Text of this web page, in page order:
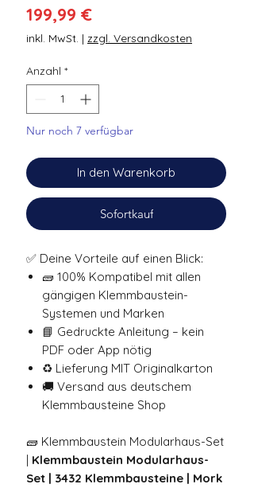
199,99 €Preis
inkl. MwSt. | zzgl. Versandkosten
Anzahl *
Nur noch 7 verfügbar
In den Warenkorb
Sofortkauf
✅ Deine Vorteile auf einen Blick:
🧱 100% Kompatibel mit allen
gängigen Klemmbaustein-
Systemen und Marken
📘 Gedruckte Anleitung – kein
PDF oder App nötig
♻️ Lieferung MIT Originalkarton
🚚 Versand aus deutschem
Klemmbausteine Shop
🧱 Klemmbaustein Modularhaus-Set
| Klemmbaustein Modularhaus-
Set | 3432 Klemmbausteine | Mork